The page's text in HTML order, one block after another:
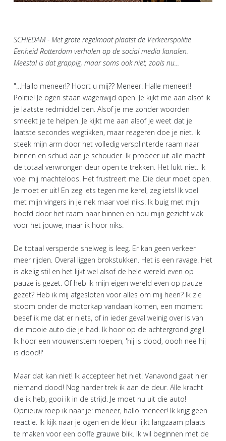
SCHIEDAM - Met grote regelmaat plaatst de Verkeerspolitie
Eenheid Rotterdam verhalen op de social media kanalen.
Meestal is dat grappig, maar soms ook niet, zoals nu...
"…Hallo meneer!? Hoort u mij?? Meneer! Halle meneer!!
Politie! Je ogen staan wagenwijd open. Je kijkt me aan alsof ik
je laatste redmiddel ben. Alsof je me zonder woorden
smeekt je te helpen. Je kijkt me aan alsof je weet dat je
laatste secondes wegtikken, maar reageren doe je niet. Ik
steek mijn arm door het volledig versplinterde raam naar
binnen en schud aan je schouder. Ik probeer uit alle macht
de totaal verwrongen deur open te trekken. Het lukt niet. Ik
voel mij machteloos. Het frustreert me. Die deur moet open.
Je moet er uit! En zeg iets tegen me kerel, zeg iets! Ik voel
met mijn vingers in je nek maar voel niks. Ik buig met mijn
hoofd door het raam naar binnen en hou mijn gezicht vlak
voor het jouwe, maar ik hoor niks.
De totaal versperde snelweg is leeg. Er kan geen verkeer
meer rijden. Overal liggen brokstukken. Het is een ravage. Het
is akelig stil en het lijkt wel alsof de hele wereld even op
pauze is gezet. Of heb ik mijn eigen wereld even op pauze
gezet? Heb ik mij afgesloten voor alles om mij heen? Ik zie
stoom onder de motorkap vandaan komen, een moment
besef ik me dat er niets, of in ieder geval weinig over is van
die mooie auto die je had. Ik hoor op de achtergrond gegil.
Ik hoor een vrouwenstem roepen; 'hij is dood, oooh nee hij
is dood!!'
Maar dat kan niet! Ik accepteer het niet! Vanavond gaat hier
niemand dood! Nog harder trek ik aan de deur. Alle kracht
die ik heb, gooi ik in de strijd. Je moet nu uit die auto!
Opnieuw roep ik naar je: meneer, hallo meneer! Ik krijg geen
reactie. Ik kijk naar je ogen en de kleur lijkt langzaam plaats
te maken voor een doffe grauwe blik. Ik wil beginnen met de